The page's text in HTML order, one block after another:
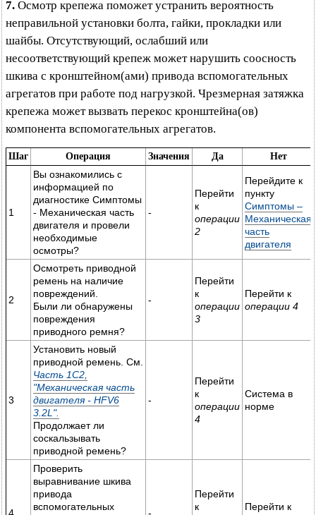
7. Осмотр крепежа поможет устранить вероятность
неправильной установки болта, гайки, прокладки или
шайбы. Отсутствующий, ослабший или
несоответствующий крепеж может нарушить соосность
шкива с кронштейном(ами) привода вспомогательных
агрегатов при работе под нагрузкой. Чрезмерная затяжка
крепежа может вызвать перекос кронштейна(ов)
компонента вспомогательных агрегатов.
Шаг Операция Значения Да Нет
1
Вы ознакомились с
информацией по
диагностике Симптомы
- Механическая часть
двигателя и провели
необходимые
осмотры?
-
Перейти
к
операции
2
Перейдите к
пункту
Симптомы –
Механическая
часть
двигателя
2
Осмотреть приводной
ремень на наличие
повреждений.
Были ли обнаружены
повреждения
приводного ремня?
-
Перейти
к
операции
3
Перейти к
операции 4
3
Установить новый
приводной ремень. См.
Часть 1C2,
"Механическая часть
двигателя - HFV6
3.2L".
Продолжает ли
соскальзывать
приводной ремень?
-
Перейти
к
операции
4
Система в
норме
Проверить
выравнивание шкива
привода
вспомогательных
Перейти
к
Перейти к